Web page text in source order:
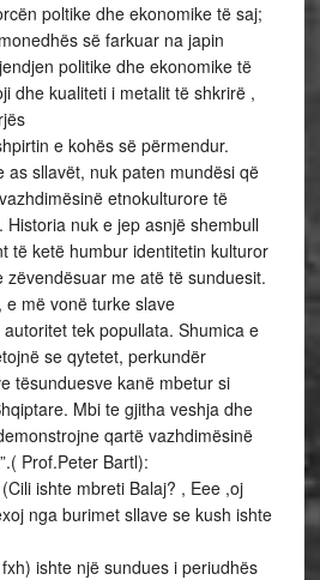
poltike dhe ekonomike të saj;
së farkuar na japin
politike dhe ekonomike të
dhe kualiteti i metalit të shkrirë ,
e kohës së përmendur.
as sllavët, nuk paten mundësi që
etnokulturore të
Historia nuk e jep asnjë shembull
të ketë humbur identitetin kulturor
zëvendësuar me atë të sunduesit.
më vonë turke slave
tek popullata. Shumica e
se qytetet, perkundër
tësunduesve kanë mbetur si
Mbi te gjitha veshja dhe
qartë vazhdimësinë
Prof.Peter Bartl):
ishte mbreti Balaj? , Eee ,oj
nga burimet sllave se kush ishte
ishte një sundues i periudhës